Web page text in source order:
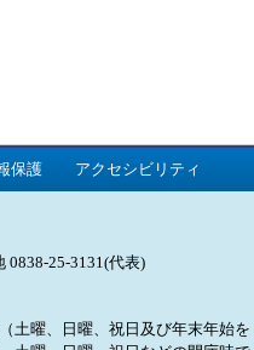
保護 アクセシビリティ
0838-25-3131(代表)
土曜、日曜、祝日及び年末年始を